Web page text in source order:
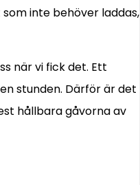
inte behöver laddas,
när vi fick det. Ett
stunden. Därför är det
hållbara gåvorna av